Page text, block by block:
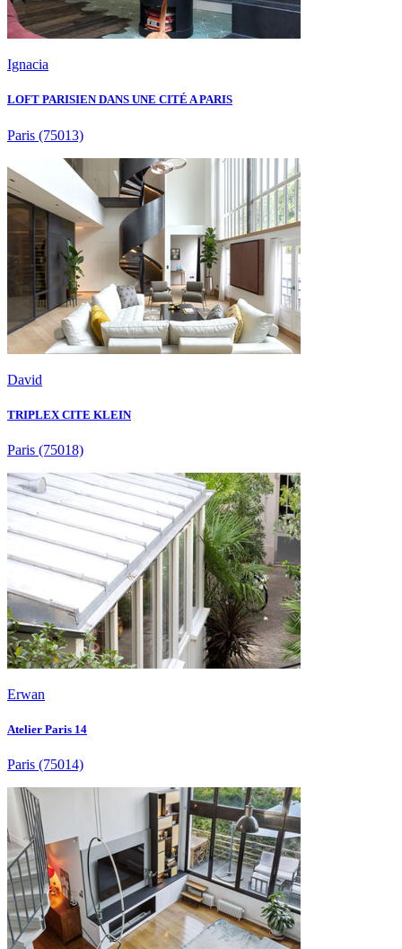
Ignacia
LOFT PARISIEN DANS UNE CITÉ A PARIS
Paris (75013)
David
TRIPLEX CITE KLEIN
Paris (75018)
Erwan
Atelier Paris 14
Paris (75014)